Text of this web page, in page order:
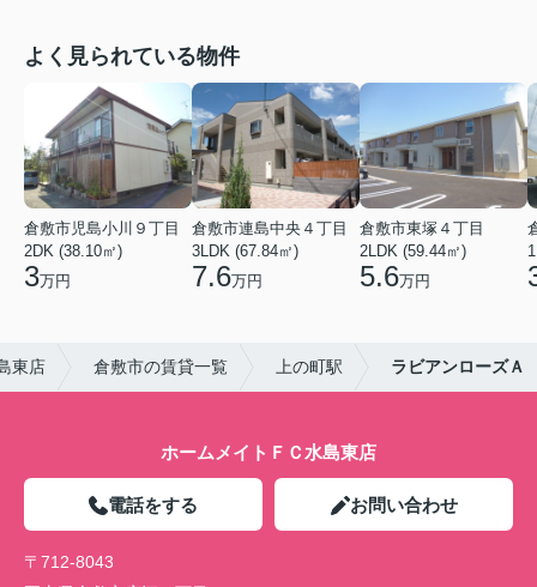
よく見られている物件
倉敷市児島小川９丁目
2DK (38.10㎡)
3万円
倉敷市連島中央４丁目
3LDK (67.84㎡)
7.6万円
倉敷市東塚４丁目
2LDK (59.44㎡)
5.6万円
東店 倉敷市の賃貸一覧 上の町駅 ラビアンローズＡ
ホームメイトＦＣ水島東店
電話をする お問い合わせ
〒712-8043